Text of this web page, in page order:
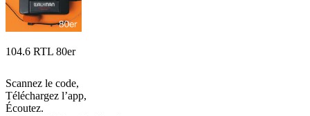
104.6 RTL 80er
Scannez le code,
Téléchargez l’app,
Écoutez.